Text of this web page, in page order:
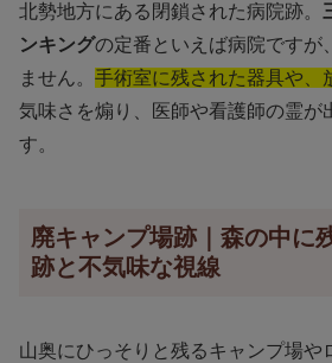
北勢地方にある閉鎖された病院跡。
ンキングの定番といえば病院ですが
ません。 手術室に残された器具や、
気味さを煽り、医師や看護師の霊が
す。
廃キャンプ場跡｜森の中に
跡と不気味な視線
山奥にひっそりと残るキャンプ場や